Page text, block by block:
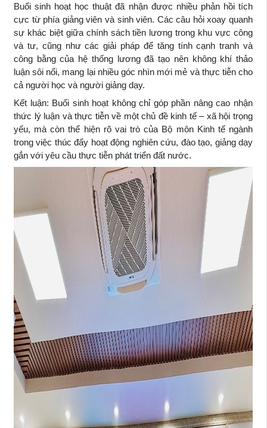
Buổi sinh hoạt học thuật đã nhận được nhiều phản hồi tích
cực từ phía giảng viên và sinh viên. Các câu hỏi xoay quanh
sự khác biệt giữa chính sách tiền lương trong khu vực công
và tư, cũng như các giải pháp để tăng tính cạnh tranh và
công bằng của hệ thống lương đã tạo nên không khí thảo
luận sôi nổi, mang lại nhiều góc nhìn mới mẻ và thực tiễn cho
cả người học và người giảng dạy.
Kết luận: Buổi sinh hoạt không chỉ góp phần nâng cao nhận
thức lý luận và thực tiễn về một chủ đề kinh tế – xã hội trọng
yếu, mà còn thể hiện rõ vai trò của Bộ môn Kinh tế ngành
trong việc thúc đẩy hoạt động nghiên cứu, đào tạo, giảng dạy
gắn với yêu cầu thực tiễn phát triển đất nước.